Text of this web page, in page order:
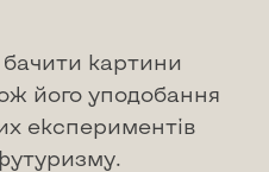
картини
його уподобання
експериментів